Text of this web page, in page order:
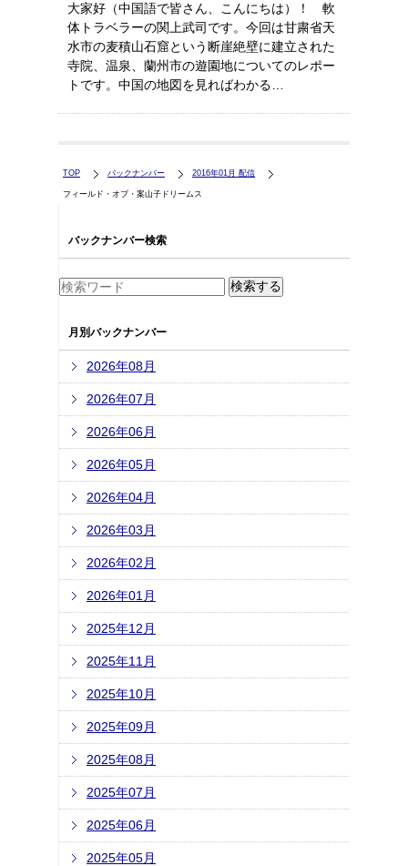
大家好（中国語で皆さん、こんにちは）！ 軟
体トラベラーの関上武司です。今回は甘粛省天
水市の麦積山石窟という断崖絶壁に建立された
寺院、温泉、蘭州市の遊園地についてのレポー
トです。中国の地図を見ればわかる…
TOP バックナンバー 2016年01月 配信
フィールド・オブ・案山子ドリームス
バックナンバー検索
月別バックナンバー
2026年08月
2026年07月
2026年06月
2026年05月
2026年04月
2026年03月
2026年02月
2026年01月
2025年12月
2025年11月
2025年10月
2025年09月
2025年08月
2025年07月
2025年06月
2025年05月